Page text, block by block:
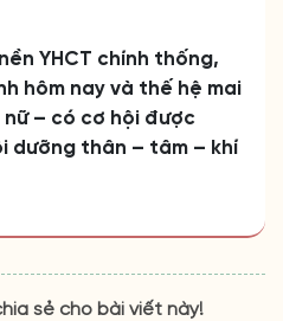
YHCT chính thống,
hôm nay và thế hệ mai
– có cơ hội được
dưỡng thân – tâm – khí
sẻ cho bài viết này!